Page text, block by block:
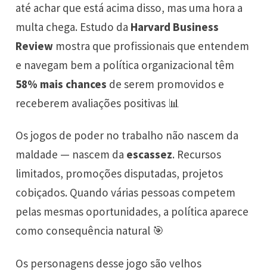
até achar que está acima disso, mas uma hora a
multa chega. Estudo da Harvard Business
Review mostra que profissionais que entendem
e navegam bem a política organizacional têm
58% mais chances de serem promovidos e
receberem avaliações positivas 📊
Os jogos de poder no trabalho não nascem da
maldade — nascem da escassez. Recursos
limitados, promoções disputadas, projetos
cobiçados. Quando várias pessoas competem
pelas mesmas oportunidades, a política aparece
como consequência natural 🎯
Os personagens desse jogo são velhos